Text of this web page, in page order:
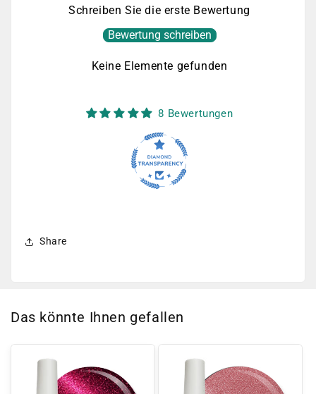
Schreiben Sie die erste Bewertung
Bewertung schreiben
Keine Elemente gefunden
8 Bewertungen
Share
Das könnte Ihnen gefallen